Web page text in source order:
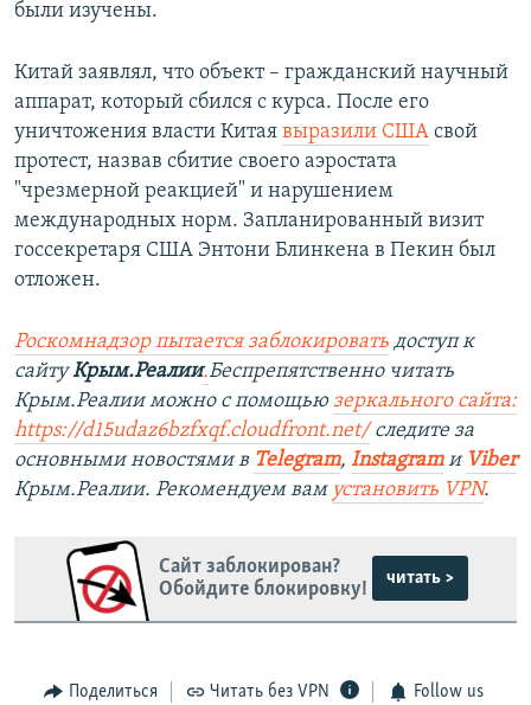
были изучены.
Китай заявлял, что объект – гражданский научный
аппарат, который сбился с курса. После его
уничтожения власти Китая выразили США свой
протест, назвав сбитие своего аэростата
"чрезмерной реакцией" и нарушением
международных норм. Запланированный визит
госсекретаря США Энтони Блинкена в Пекин был
отложен.
Роскомнадзор пытается заблокировать доступ к
сайтуКрым.Реалии.Беспрепятственно читать
Крым.Реалии можно с помощью зеркального сайта:
https://d15udaz6bzfxqf.cloudfront.net/следите за
основными новостями в Telegram, Instagramи Viber
Крым.Реалии. Рекомендуем вам установить VPN.
Сайт заблокирован?
Обойдите блокировку!
читать >
Поделиться Читать без VPN Follow us